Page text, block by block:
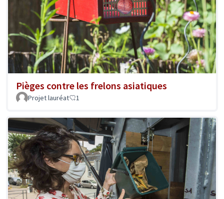
Pièges contre les frelons asiatiques
Projet lauréat 1